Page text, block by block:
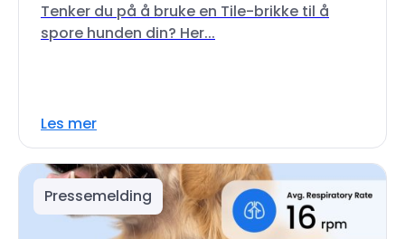
Tenker du på å bruke en Tile-brikke til å
spore hunden din? Her...
Les mer
Pressemelding